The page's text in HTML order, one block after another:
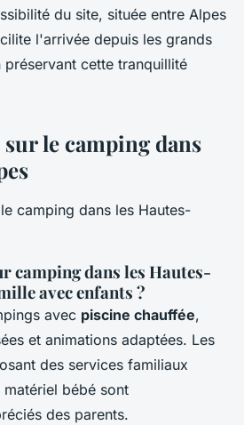
du site, située entre Alpes
l'arrivée depuis les grands
cette tranquillité
le camping dans
camping dans les Hautes-
avec enfants ?
avec piscine chauffée,
et animations adaptées. Les
des services familiaux
bébé sont
des parents.